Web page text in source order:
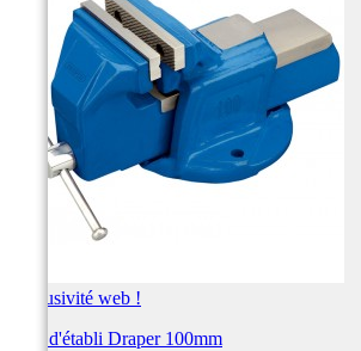
Exclusivité web !
Etau d'établi Draper 100mm